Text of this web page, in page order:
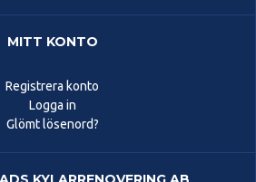
MITT KONTO
Registrera konto
Logga in
Glömt lösenord?